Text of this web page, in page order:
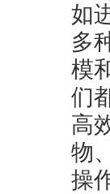
如
多
模
们
高
物
操